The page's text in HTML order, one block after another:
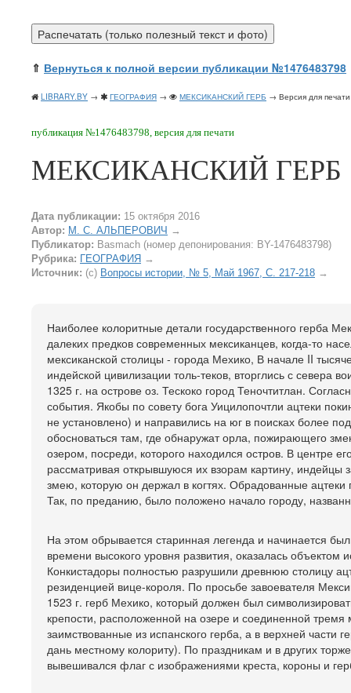
⇑ Вернуться к полной версии публикации №1476483798
LIBRARY.BY → ГЕОГРАФИЯ → МЕКСИКАНСКИЙ ГЕРБ → Версия для печати
публикация №1476483798, версия для печати
МЕКСИКАНСКИЙ ГЕРБ
Дата публикации: 15 октября 2016
Автор: М. С. АЛЬПЕРОВИЧ →
Публикатор: Basmach (номер депонирования: BY-1476483798)
Рубрика: ГЕОГРАФИЯ →
Источник: (c) Вопросы истории, № 5, Май 1967, C. 217-218 →
Наиболее колоритные детали государственного герба
далеких предков современных мексиканцев, когда-то
мексиканской столицы - города Мехико, В начале II
индейской цивилизации толь-теков, вторглись с
1325 г. на острове оз. Тескоко город Теночтитлан.
события. Якобы по совету бога Уицилопочтли ацтеки
не установлено) и направились на юг в поисках более
обосноваться там, где обнаружат орла, пожирающего
озером, посреди, которого находился остров. В центре
рассматривая открывшуюся их взорам картину,
змею, которую он держал в когтях. Обрадованные
Так, по преданию, было положено начало городу,
На этом обрывается старинная легенда и начинается
времени высокого уровня развития, оказалась
Конкистадоры полностью разрушили древнюю столицу
резиденцией вице-короля. По просьбе завоевателя
1523 г. герб Мехико, который должен был
крепости, расположенной на озере и соединенной
заимствованные из испанского герба, а в верхней части
дань местному колориту). По праздникам и в других
вывешивался флаг с изображениями креста, короны и